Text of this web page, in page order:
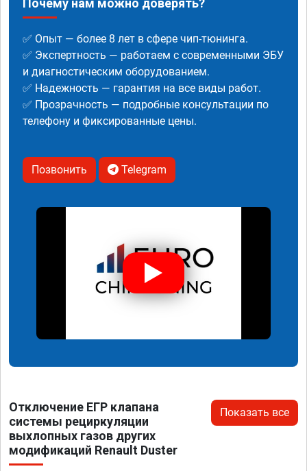
Почему нам можно доверять?
✅ Опыт — более 8 лет в сфере чип-тюнинга.
✅ Экспертность — работаем с современными ЭБУ
и диагностическим оборудованием.
✅ Надежность — гарантия на все виды работ.
✅ Прозрачность — подробные консультации по
телефону и фиксированные цены.
Позвонить Telegram
Отключение ЕГР клапана
системы рециркуляции
выхлопных газов других
модификаций Renault Duster
Показать все